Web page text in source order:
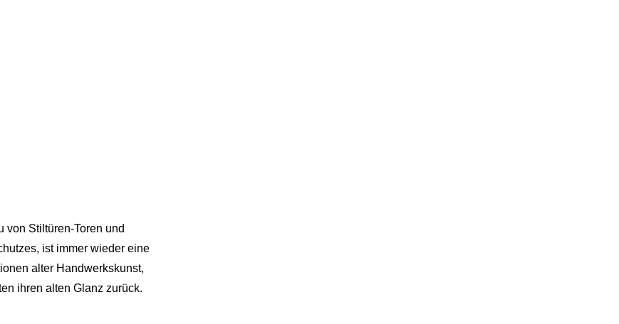
von Stiltüren-Toren und
ist immer wieder eine
alter Handwerkskunst,
ihren alten Glanz zurück.